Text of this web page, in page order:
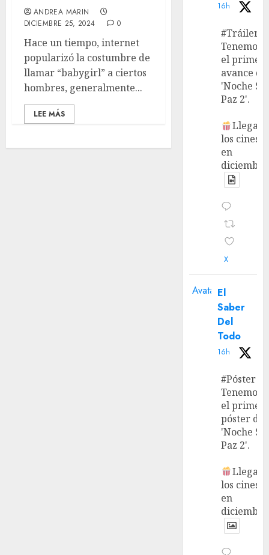
ANDREA MARIN
DICIEMBRE 25, 2024
0
Hace un tiempo, internet
popularizó la costumbre de
llamar “babygirl” a ciertos
hombres, generalmente...
LEE MÁS
16h
#Tráiler
Tenemos
el primer
avance de
'Noche
Paz 2'.
Llega a
los cines
en
X
Avatar El
Saber
Del
Todo
16h
#Póster
Tenemos
el primer
póster de
'Noche
Paz 2'.
Llega a
los cines
en